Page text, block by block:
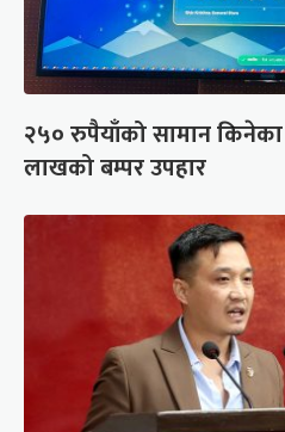
२५० रुपैयाँको सामान
लाखको बम्पर उपहार